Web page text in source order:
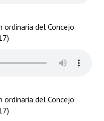
ordinaria del Concejo
ordinaria del Concejo